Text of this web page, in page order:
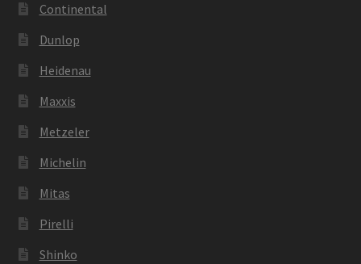
Continental
Dunlop
Heidenau
Maxxis
Metzeler
Michelin
Mitas
Pirelli
Shinko